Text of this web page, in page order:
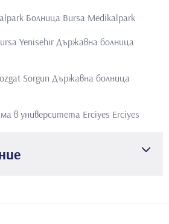
Болница Bursa Medikalpark
Yenisehir Държавна болница
Sorgun Държавна болница
в университета Erciyes Erciyes